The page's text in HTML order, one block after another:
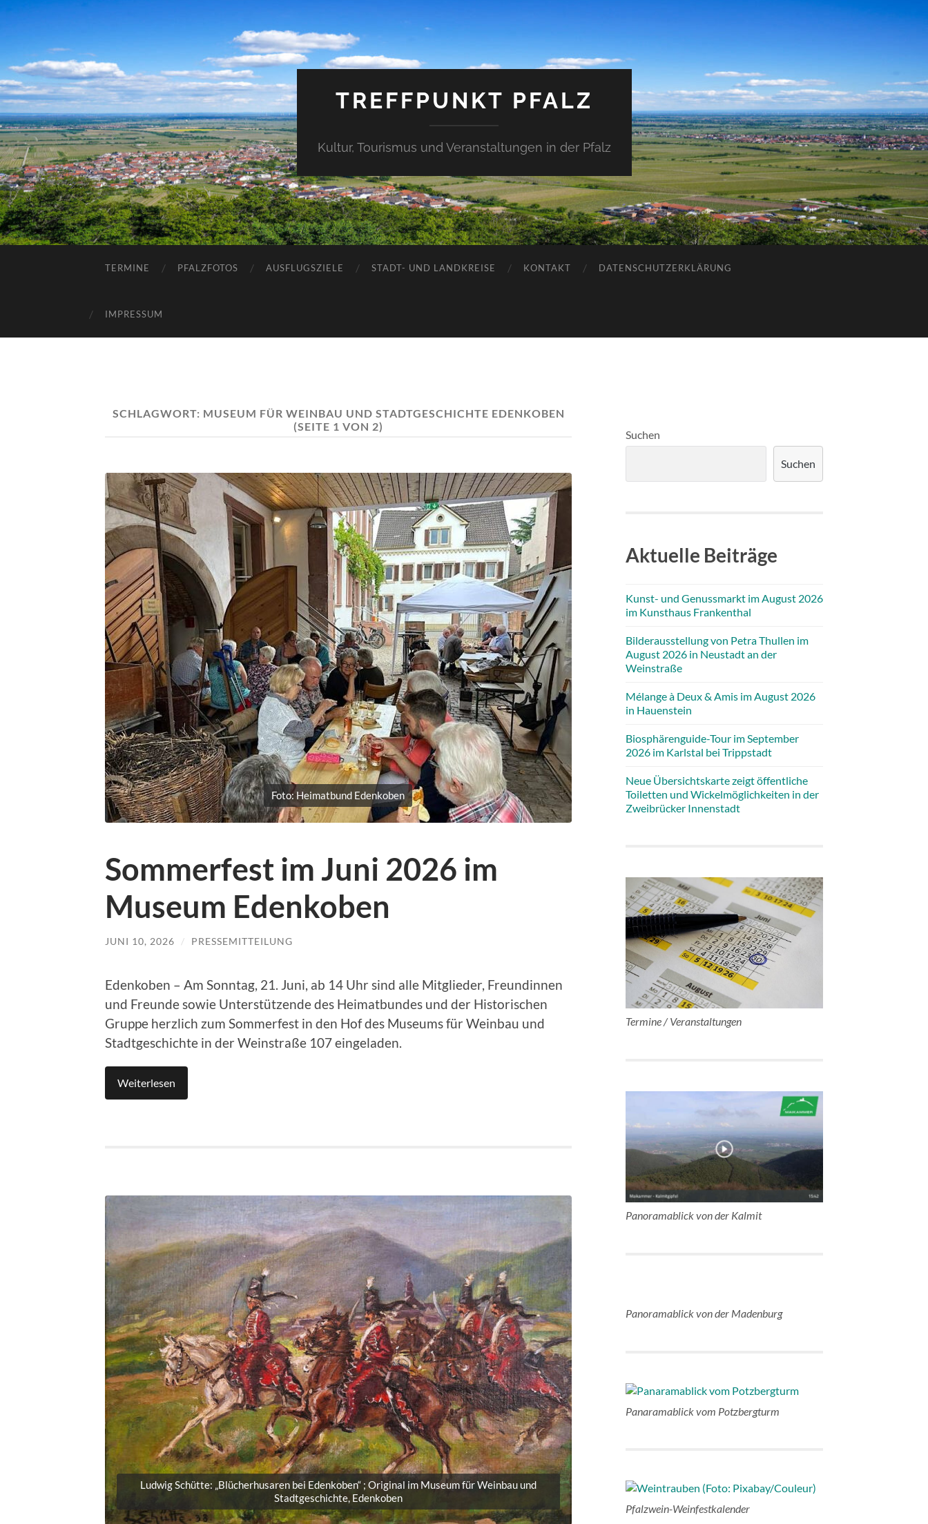
TREFFPUNKT PFALZ
Kultur, Tourismus und Veranstaltungen in der Pfalz
TERMINE PFALZFOTOS AUSFLUGSZIELE STADT- UND LANDKREISE KONTAKT DATENSCHUTZERKLÄRUNG
IMPRESSUM
SCHLAGWORT: MUSEUM FÜR WEINBAU UND STADTGESCHICHTE EDENKOBEN
(SEITE 1 VON 2)
Foto: Heimatbund Edenkoben
Sommerfest im Juni 2026 im
Museum Edenkoben
JUNI 10, 2026 / PRESSEMITTEILUNG
Edenkoben – Am Sonntag, 21. Juni, ab 14 Uhr sind alle Mitglieder, Freundinnen
und Freunde sowie Unterstützende des Heimatbundes und der Historischen
Gruppe herzlich zum Sommerfest in den Hof des Museums für Weinbau und
Stadtgeschichte in der Weinstraße 107 eingeladen.
Weiterlesen
Ludwig Schütte: „Blücherhusaren bei Edenkoben“ ; Original im Museum für Weinbau und
Stadtgeschichte, Edenkoben
Suchen
Suchen
Aktuelle Beiträge
Kunst- und Genussmarkt im August 2026
im Kunsthaus Frankenthal
Bilderausstellung von Petra Thullen im
August 2026 in Neustadt an der
Weinstraße
Mélange à Deux & Amis im August 2026
in Hauenstein
Biosphärenguide-Tour im September
2026 im Karlstal bei Trippstadt
Neue Übersichtskarte zeigt öffentliche
Toiletten und Wickelmöglichkeiten in der
Zweibrücker Innenstadt
Termine / Veranstaltungen
Panoramablick von der Kalmit
Panoramablick von der Madenburg
Panaramablick vom Potzbergturm
Pfalzwein-Weinfestkalender